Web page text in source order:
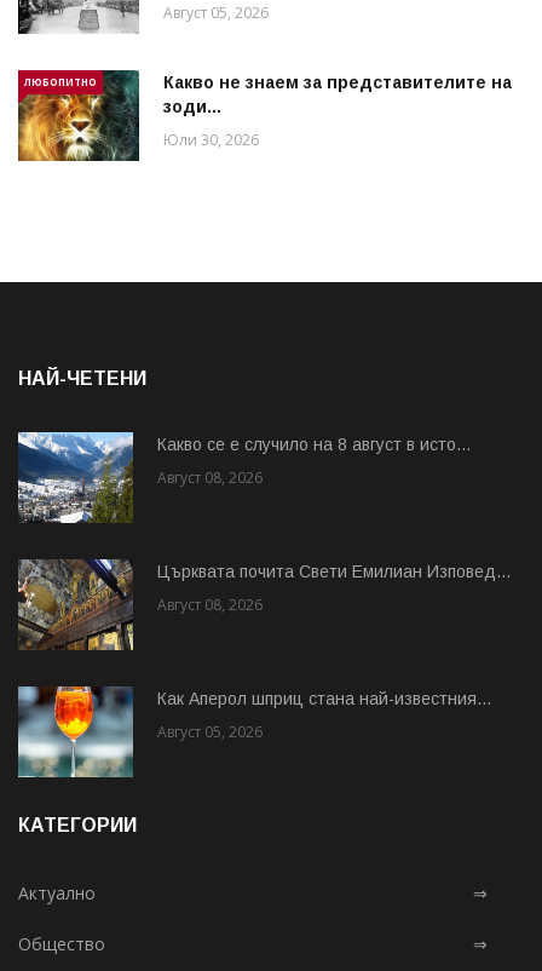
Август 05, 2026
ЛЮБОПИТНО
Какво не знаем за представителите на
зоди...
Юли 30, 2026
НАЙ-ЧЕТЕНИ
Какво се е случило на 8 август в исто...
Август 08, 2026
Църквата почита Свeти Емилиан Изповед...
Август 08, 2026
Как Аперол шприц стана най-известния...
Август 05, 2026
КАТЕГОРИИ
Актуално ⇒
Общество ⇒